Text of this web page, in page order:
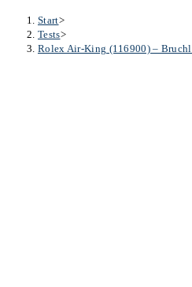
Start>
Tests>
Rolex Air-King (116900) –